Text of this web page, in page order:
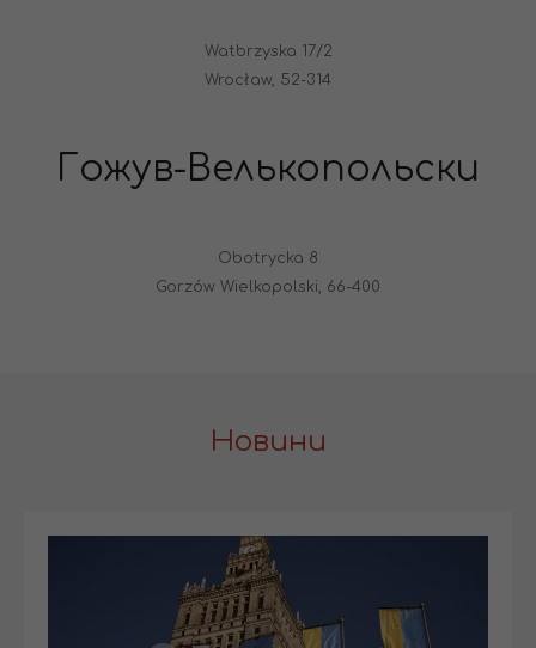
Watbrzyska 17/2
Wrocław, 52-314
Гожув-Велькопольски
Obotrycka 8
Gorzów Wielkopolski, 66-400
Новини